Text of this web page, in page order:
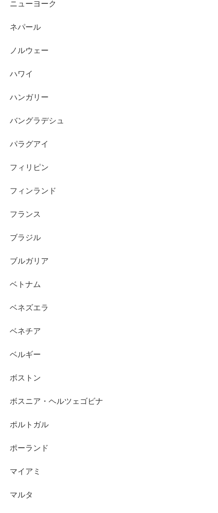
ニューヨーク
ネパール
ノルウェー
ハワイ
ハンガリー
バングラデシュ
パラグアイ
フィリピン
フィンランド
フランス
ブラジル
ブルガリア
ベトナム
ベネズエラ
ベネチア
ベルギー
ボストン
ボスニア・ヘルツェゴビナ
ポルトガル
ポーランド
マイアミ
マルタ